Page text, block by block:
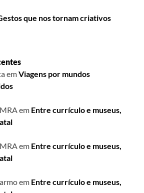
que nos tornam criativos
emViagens por mundos
em Entre currículo e museus,
em Entre currículo e museus,
em Entre currículo e museus,